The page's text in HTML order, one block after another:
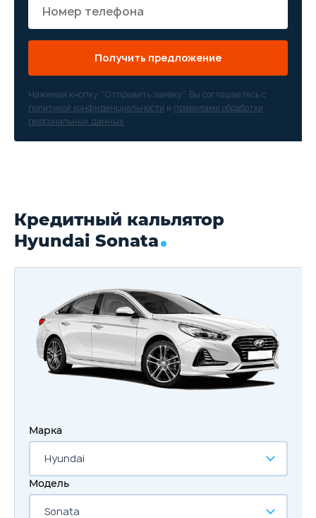
Получить предложение
Нажимая кнопку “Отправить заявку”, Вы соглашаетесь с
политикой конфиденциальности и правилами обработки
персональных данных
Кредитный кальлятор
Hyundai Sonata
Марка
Hyundai
Модель
Sonata